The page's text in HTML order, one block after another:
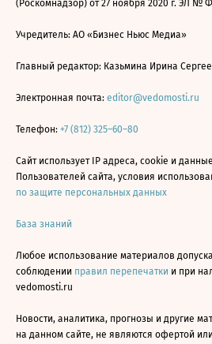
(Роскомнадзор) от 27 ноября 2020 г. ЭЛ №
Учредитель: АО «Бизнес Ньюс Медиа»
Главный редактор: Казьмина Ирина
Электронная почта: editor@vedomosti.ru
Телефон: +7 (812) 325–60–80
Сайт использует IP адреса, cookie и
Пользователей сайта, условия
по защите персональных данных
База знаний
Любое использование материалов
соблюдении правил перепечатки и при
vedomosti.ru
Новости, аналитика, прогнозы и другие
на данном сайте, не являются офертой